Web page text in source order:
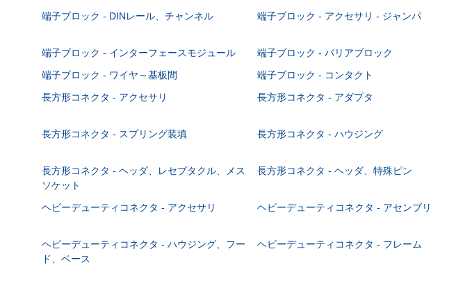
端子ブロック - DINレール、チャンネル
端子ブロック - アクセサリ - ジャンパ
端子ブロック - インターフェースモジュール 端子ブロック - バリアブロック
端子ブロック - ワイヤ～基板間
端子ブロック - コンタクト
長方形コネクタ - アクセサリ
長方形コネクタ - アダプタ
長方形コネクタ - スプリング装填 長方形コネクタ - ハウジング
長方形コネクタ - ヘッダ、レセプタクル、メス
ソケット
長方形コネクタ - ヘッダ、特殊ピン
ヘビーデューティコネクタ - アクセサリ
ヘビーデューティコネクタ - アセンブリ
ヘビーデューティコネクタ - ハウジング、フー
ド、ベース
ヘビーデューティコネクタ - フレーム